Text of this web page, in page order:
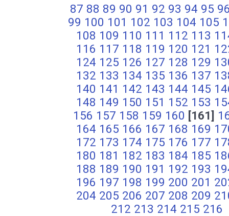
87 88 89 90 91 92 93 94 95
99 100 101 102 103 104 105
108 109 110 111 112 113
116 117 118 119 120 121
124 125 126 127 128 129
132 133 134 135 136 137
140 141 142 143 144 145
148 149 150 151 152 153
156 157 158 159 160 [161]
164 165 166 167 168 169
172 173 174 175 176 177
180 181 182 183 184 185
188 189 190 191 192 193
196 197 198 199 200 201
204 205 206 207 208 209
212 213 214 215 216